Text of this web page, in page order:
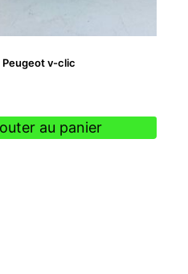
v-clic
au panier